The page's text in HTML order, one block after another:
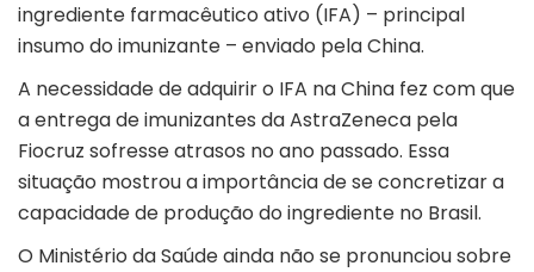
ingrediente farmacêutico ativo (IFA) – principal
insumo do imunizante – enviado pela China.
A necessidade de adquirir o IFA na China fez com que
a entrega de imunizantes da AstraZeneca pela
Fiocruz sofresse atrasos no ano passado. Essa
situação mostrou a importância de se concretizar a
capacidade de produção do ingrediente no Brasil.
O Ministério da Saúde ainda não se pronunciou sobre